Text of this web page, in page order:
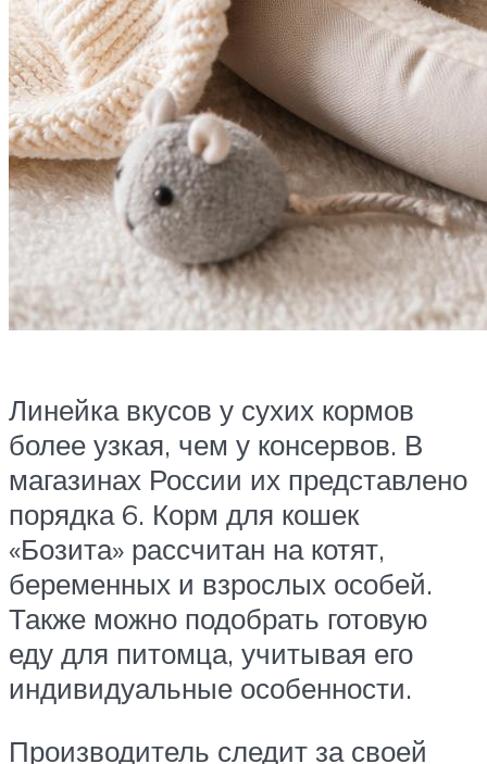
Линейка вкусов у сухих кормов
более узкая, чем у консервов. В
магазинах России их представлено
порядка 6. Корм для кошек
«Бозита» рассчитан на котят,
беременных и взрослых особей.
Также можно подобрать готовую
еду для питомца, учитывая его
индивидуальные особенности.
Производитель следит за своей